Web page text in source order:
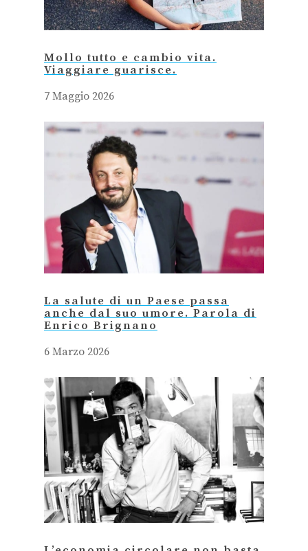
Mollo tutto e cambio vita.
Viaggiare guarisce.
7 Maggio 2026
La salute di un Paese passa
anche dal suo umore. Parola di
Enrico Brignano
6 Marzo 2026